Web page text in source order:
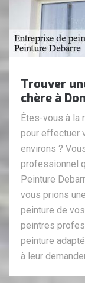
Trouver
chère à
Êtes-vous à la
pour effectuer
environs ?
professionnel
Peinture
vous prions
peinture de
peintres
peinture
à leur